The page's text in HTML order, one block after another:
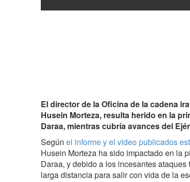
El director de la Oficina de la cadena
Husein Morteza, resulta herido en la
Daraa, mientras cubría avances del
Según el informe y el video publicados
Husein Morteza ha sido impactado en la
Daraa, y debido a los incesantes
larga distancia para salir con vida de la